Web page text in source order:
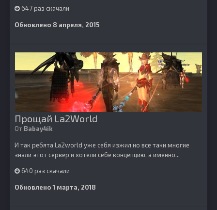
647 раз скачали
Обновлено 8 апреля, 2015
Прощай La2World
От Babay4ik
И так ребята La2world уже себя изжил но все таки многие
знали этот сервер и хотели себе концепцию, а именно...
640 раз скачали
Обновлено1 марта, 2018